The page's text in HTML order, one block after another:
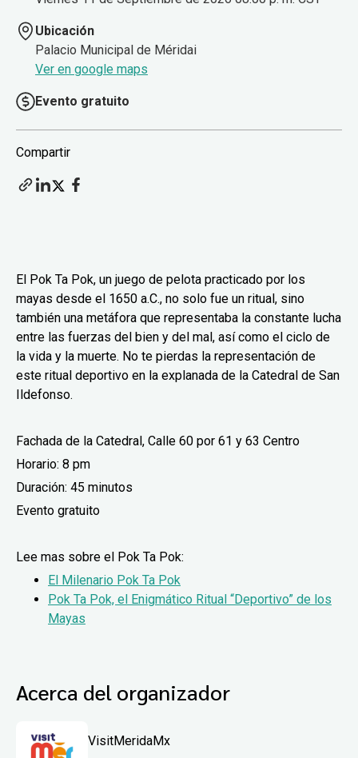
Ubicación
Palacio Municipal de Méridai
Ver en google maps
Evento gratuito
Compartir
El Pok Ta Pok, un juego de pelota practicado por los
mayas desde el 1650 a.C., no solo fue un ritual, sino
también una metáfora que representaba la constante lucha
entre las fuerzas del bien y del mal, así como el ciclo de
la vida y la muerte. No te pierdas la representación de
este ritual deportivo en la explanada de la Catedral de San
Ildefonso.
Fachada de la Catedral, Calle 60 por 61 y 63 Centro
Horario: 8 pm
Duración: 45 minutos
Evento gratuito
Lee mas sobre el Pok Ta Pok:
El Milenario Pok Ta Pok
Pok Ta Pok, el Enigmático Ritual “Deportivo” de los
Mayas
Acerca del organizador
VisitMeridaMx